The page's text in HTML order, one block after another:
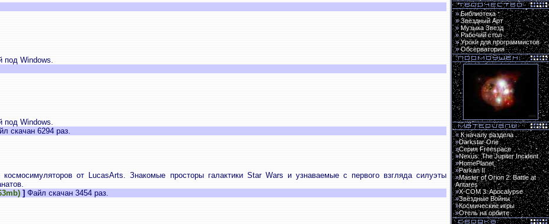
под Windows.
под Windows.
скачан 6294 раз.
космосимуляторов от LucasArts. Знакомые просторы галактики Star Wars и узнаваемые с первого взгляда силуэты
] Файл скачан 3454 раз.
» Библиотека
» Звездный Арт
» Музыка Звезд
» Рабочий стол
» Уроки для программистов
» Обсерватория
« К началу раздела
»Darkstar One
»Серия Freespace
»Nexus: The Jupiter Incident
»HomePlanet
»Parkan II
»Master of Orion 2: Battle at
Antares
»X-COM 3: Apocalypse
»Звёздные Войны
»Космические игры
»Отель на орбите